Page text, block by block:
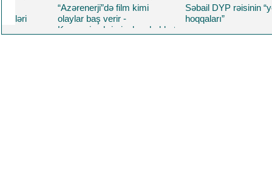
“Azərenerji”də film kimi
olaylar baş verir -
Korrupsiya,kriminal,məhəbbət
Səbail DYP rəisinin “yeni
hoqqaları”